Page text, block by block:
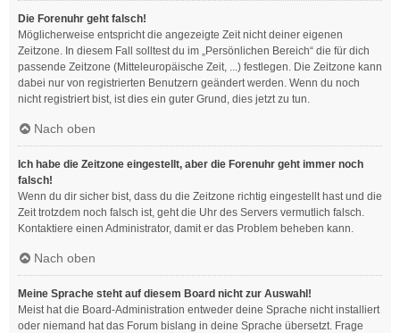
Die Forenuhr geht falsch!
Möglicherweise entspricht die angezeigte Zeit nicht deiner eigenen
Zeitzone. In diesem Fall solltest du im „Persönlichen Bereich“ die für dich
passende Zeitzone (Mitteleuropäische Zeit, ...) festlegen. Die Zeitzone kann
dabei nur von registrierten Benutzern geändert werden. Wenn du noch
nicht registriert bist, ist dies ein guter Grund, dies jetzt zu tun.
Nach oben
Ich habe die Zeitzone eingestellt, aber die Forenuhr geht immer noch
falsch!
Wenn du dir sicher bist, dass du die Zeitzone richtig eingestellt hast und die
Zeit trotzdem noch falsch ist, geht die Uhr des Servers vermutlich falsch.
Kontaktiere einen Administrator, damit er das Problem beheben kann.
Nach oben
Meine Sprache steht auf diesem Board nicht zur Auswahl!
Meist hat die Board-Administration entweder deine Sprache nicht installiert
oder niemand hat das Forum bislang in deine Sprache übersetzt. Frage